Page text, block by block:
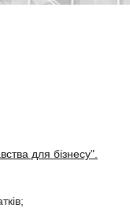
для бізнесу".